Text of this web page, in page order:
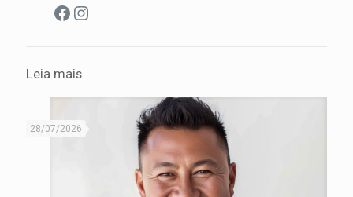
Facebook
Instagram
Leia mais
28/07/2026